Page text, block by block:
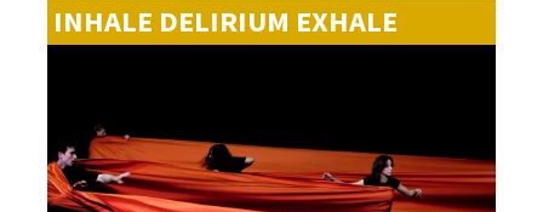
INHALE DELIRIUM EXHALE